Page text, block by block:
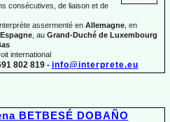
consécutives, de liaison et de
assermenté en Allemagne , en
Espagne , au Grand-Duché de Luxembourg
international
802 819 - info@interprete.eu
BETBESÉ DOBAÑO